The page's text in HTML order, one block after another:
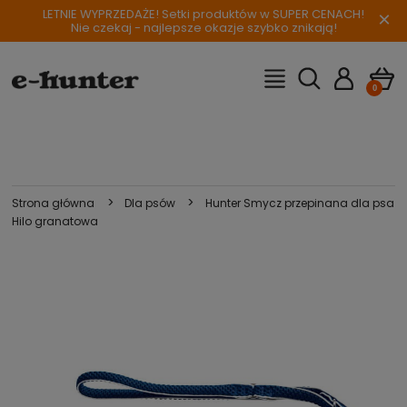
LETNIE WYPRZEDAŻE! Setki produktów w SUPER CENACH!
Nie czekaj - najlepsze okazje szybko znikają! ×
Strona główna > Dla psów >
Hunter Smycz przepinana dla psa
Hilo granatowa